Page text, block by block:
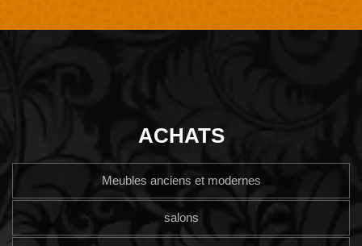
ACHATS
Meubles anciens et modernes
salons